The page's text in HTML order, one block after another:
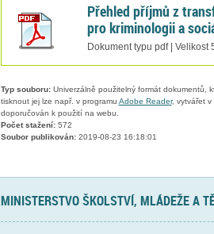
Přehled příjmů z
pro kriminologii a
Dokument typu pdf | Velikost
Typ souboru:Univerzálně použitelný formát dokumentů,
tisknout jej lze např. v programu Adobe Reader, vytvářet v
doporučován k použití na webu.
Počet stažení:572
Soubor publikován:2019-08-23 16:18:01
MINISTERSTVO ŠKOLSTVÍ, MLÁDEŽE A